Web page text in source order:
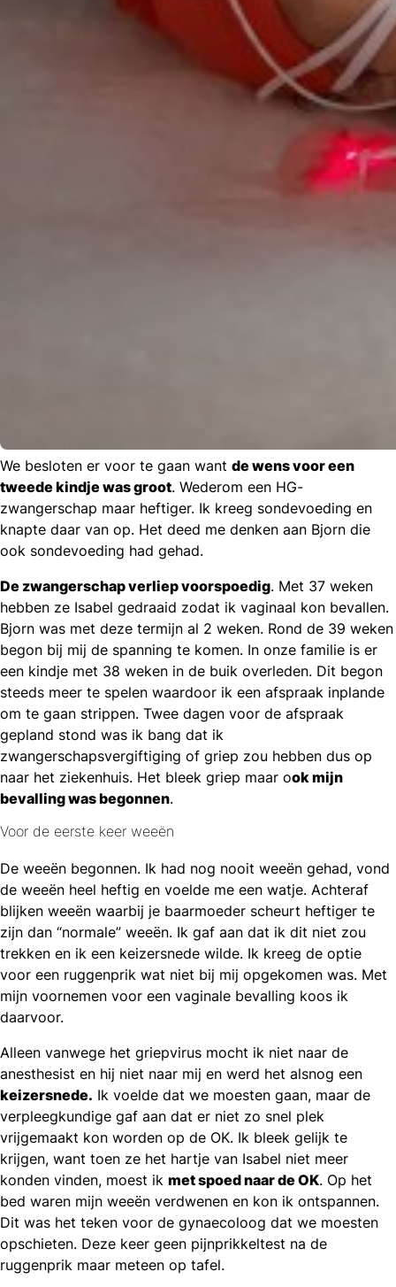
We besloten er voor te gaan want de wens voor een
tweede kindje was groot. Wederom een HG-
zwangerschap maar heftiger. Ik kreeg sondevoeding en
knapte daar van op. Het deed me denken aan Bjorn die
ook sondevoeding had gehad.
De zwangerschap verliep voorspoedig. Met 37 weken
hebben ze Isabel gedraaid zodat ik vaginaal kon bevallen.
Bjorn was met deze termijn al 2 weken. Rond de 39 weken
begon bij mij de spanning te komen. In onze familie is er
een kindje met 38 weken in de buik overleden. Dit begon
steeds meer te spelen waardoor ik een afspraak inplande
om te gaan strippen. Twee dagen voor de afspraak
gepland stond was ik bang dat ik
zwangerschapsvergiftiging of griep zou hebben dus op
naar het ziekenhuis. Het bleek griep maar ook mijn
bevalling was begonnen.
Voor de eerste keer weeën
De weeën begonnen. Ik had nog nooit weeën gehad, vond
de weeën heel heftig en voelde me een watje. Achteraf
blijken weeën waarbij je baarmoeder scheurt heftiger te
zijn dan “normale” weeën. Ik gaf aan dat ik dit niet zou
trekken en ik een keizersnede wilde. Ik kreeg de optie
voor een ruggenprik wat niet bij mij opgekomen was. Met
mijn voornemen voor een vaginale bevalling koos ik
daarvoor.
Alleen vanwege het griepvirus mocht ik niet naar de
anesthesist en hij niet naar mij en werd het alsnog een
keizersnede. Ik voelde dat we moesten gaan, maar de
verpleegkundige gaf aan dat er niet zo snel plek
vrijgemaakt kon worden op de OK. Ik bleek gelijk te
krijgen, want toen ze het hartje van Isabel niet meer
konden vinden, moest ik met spoed naar de OK. Op het
bed waren mijn weeën verdwenen en kon ik ontspannen.
Dit was het teken voor de gynaecoloog dat we moesten
opschieten. Deze keer geen pijnprikkeltest na de
ruggenprik maar meteen op tafel.